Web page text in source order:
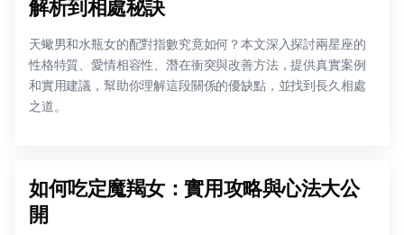
解析到相處秘訣
天蠍男和水瓶女的配對指數究竟如何？本文深入探討兩星座的
性格特質、愛情相容性、潛在衝突與改善方法，提供真實案例
和實用建議，幫助你理解這段關係的優缺點，並找到長久相處
之道。
如何吃定魔羯女：實用攻略與心法大公
開